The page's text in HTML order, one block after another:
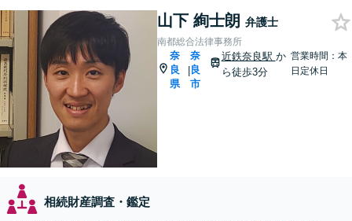
山下 絢士朗 弁護士
南都総合法律事務所
奈
良
県
|
奈
良
市
近鉄奈良駅 か
ら徒歩3分
営業時間：本
日定休日
相続財産調査・鑑定